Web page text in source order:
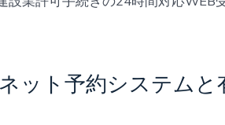
ット予約システム